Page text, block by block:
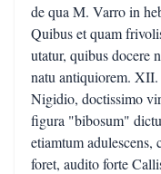
de qua M. Varro in
Quibus et quam
utatur, quibus docere
natu antiquiorem.
Nigidio, doctissimo
figura "bibosum"
etiamtum
foret, audito forte